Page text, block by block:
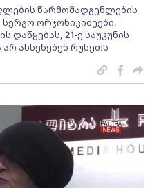
წარმომადგენლების
სერგო ორჯონიკიძეები,
21-ე საუკუნის
ახსენებენ რუსეთს